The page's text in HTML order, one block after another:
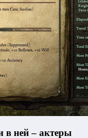
в ней – актеры